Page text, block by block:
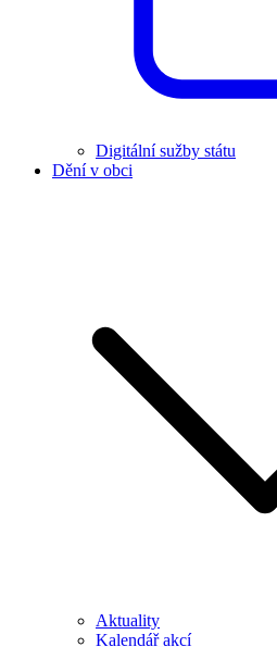
Digitální sužby státu
Dění v obci
Aktuality
Kalendář akcí